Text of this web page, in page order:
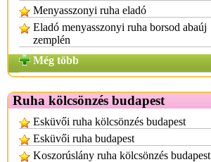
Menyasszonyi ruha eladó
Eladó menyasszonyi ruha borsod abaúj
zemplén
Még több
Ruha kölcsönzés budapest
Esküvői ruha kölcsönzés budapest
Esküvői ruha budapest
Koszorúslány ruha kölcsönzés budapest